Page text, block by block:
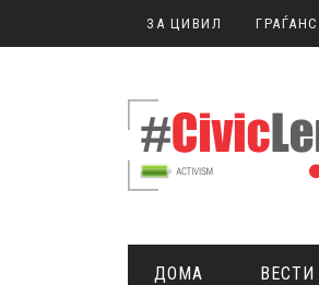
ЗА ЦИВИЛ
ДОМА ВЕСТИ